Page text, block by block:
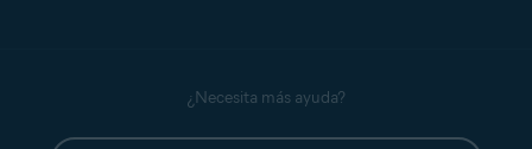
¿Necesita más ayuda?